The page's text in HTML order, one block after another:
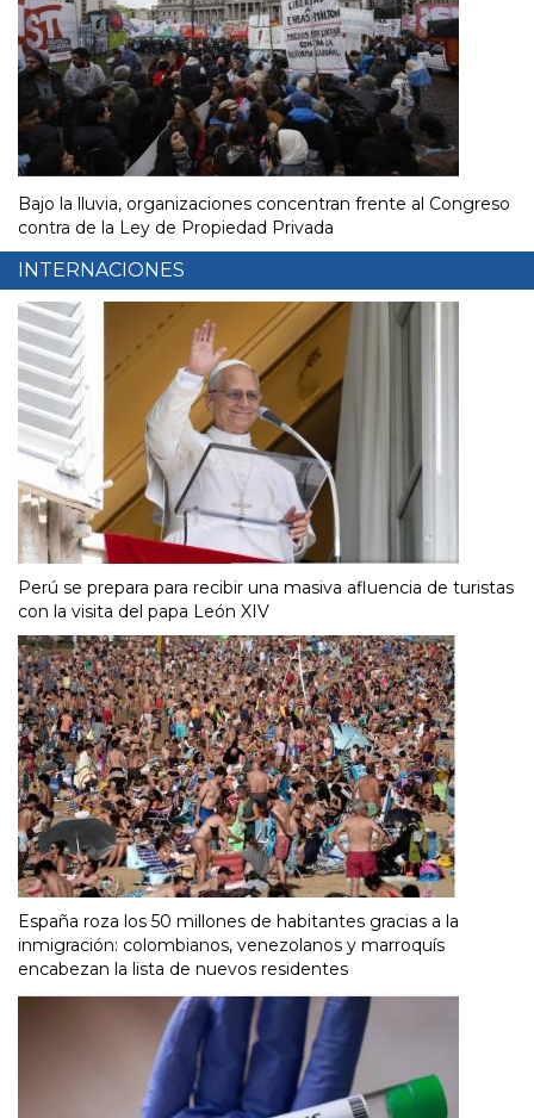
Bajo la lluvia, organizaciones concentran frente al Congreso
contra de la Ley de Propiedad Privada
INTERNACIONES
Perú se prepara para recibir una masiva afluencia de turistas
con la visita del papa León XIV
España roza los 50 millones de habitantes gracias a la
inmigración: colombianos, venezolanos y marroquís
encabezan la lista de nuevos residentes